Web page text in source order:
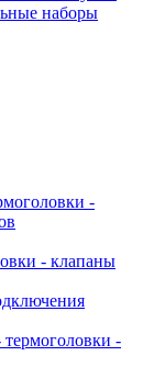
наборы
-
- клапаны
-